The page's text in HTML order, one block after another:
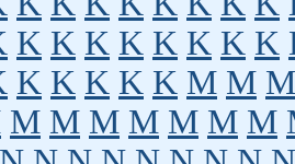
K K K K K K K K
K K K K K M M M
M M M M M M M